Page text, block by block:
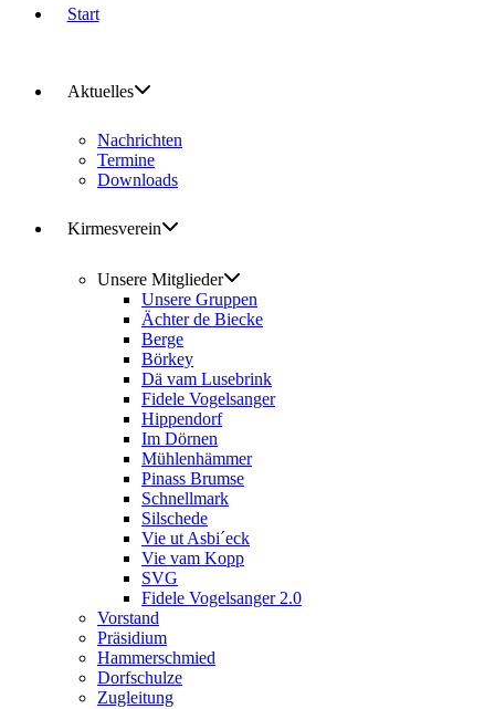
Start
Aktuelles
Nachrichten
Termine
Downloads
Kirmesverein
Unsere Mitglieder
Unsere Gruppen
Ächter de Biecke
Berge
Börkey
Dä vam Lusebrink
Fidele Vogelsanger
Hippendorf
Im Dörnen
Mühlenhämmer
Pinass Brumse
Schnellmark
Silschede
Vie ut Asbi´eck
Vie vam Kopp
SVG
Fidele Vogelsanger 2.0
Vorstand
Präsidium
Hammerschmied
Dorfschulze
Zugleitung